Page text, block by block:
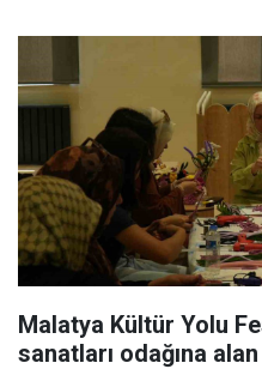
Malatya Kültür Yolu
sanatları odağına